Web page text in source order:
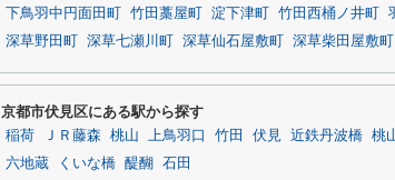
下鳥羽中円面田町
竹田藁屋町 淀下津町 竹田西桶ノ井町
深草野田町
深草七瀬川町 深草仙石屋敷町 深草柴田屋敷町
京都市伏見区にある駅から探す
稲荷 ＪＲ藤森 桃山 上鳥羽口 竹田 伏見 近鉄丹波橋 桃
六地蔵
くいな橋 醍醐 石田